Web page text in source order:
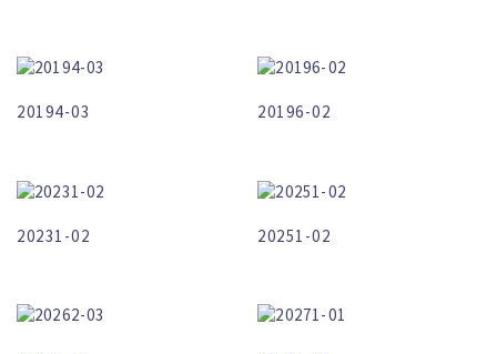
20194-03 20196-02
20231-02 20251-02